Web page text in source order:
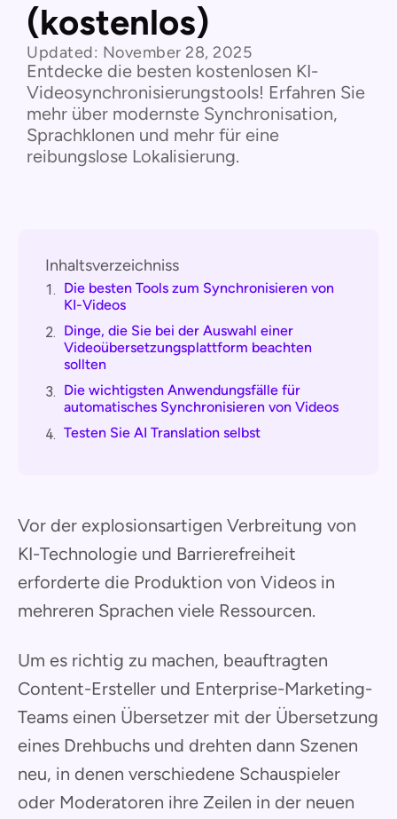
(kostenlos)
Updated: November 28, 2025
Entdecke die besten kostenlosen KI-
Videosynchronisierungstools! Erfahren Sie
mehr über modernste Synchronisation,
Sprachklonen und mehr für eine
reibungslose Lokalisierung.
Inhaltsverzeichniss
1. Die besten Tools zum Synchronisieren von
KI-Videos
2. Dinge, die Sie bei der Auswahl einer
Videoübersetzungsplattform beachten
sollten
3. Die wichtigsten Anwendungsfälle für
automatisches Synchronisieren von Videos
4. Testen Sie AI Translation selbst
Vor der explosionsartigen Verbreitung von
KI-Technologie und Barrierefreiheit
erforderte die Produktion von Videos in
mehreren Sprachen viele Ressourcen.
Um es richtig zu machen, beauftragten
Content-Ersteller und Enterprise-Marketing-
Teams einen Übersetzer mit der Übersetzung
eines Drehbuchs und drehten dann Szenen
neu, in denen verschiedene Schauspieler
oder Moderatoren ihre Zeilen in der neuen